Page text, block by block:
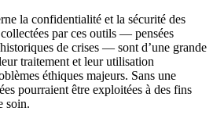
la confidentialité et la sécurité des
par ces outils — pensées
de crises — sont d’une grande
traitement et leur utilisation
éthiques majeurs. Sans une
pourraient être exploitées à des fins
soin.